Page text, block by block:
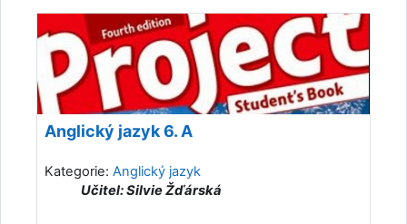
Anglický jazyk 6. A
Kategorie: Anglický jazyk
Učitel: Silvie Žďárská